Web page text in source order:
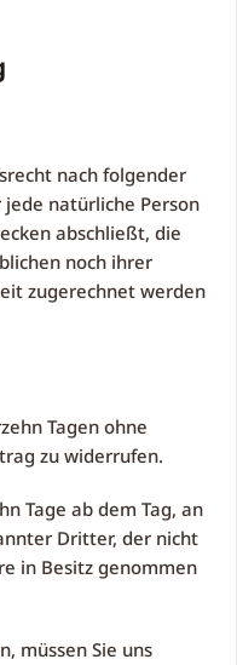
nach folgender
natürliche Person
abschließt, die
noch ihrer
zugerechnet werden
Tagen ohne
zu widerrufen.
Tage ab dem Tag, an
Dritter, der nicht
in Besitz genommen
müssen Sie uns